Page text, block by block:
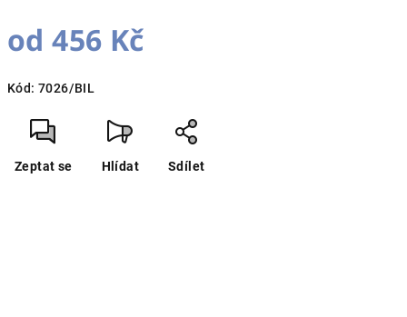
od456 Kč
cena:
Kód: 7026/BIL
Zeptat se Hlídat Sdílet